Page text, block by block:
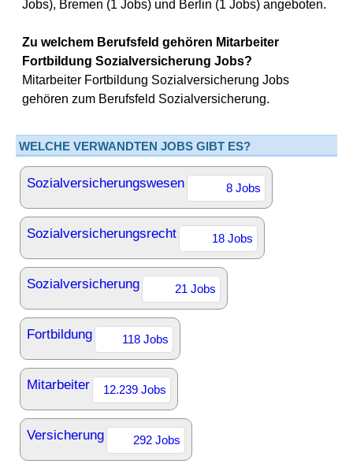
Jobs), Bremen (1 Jobs) und Berlin (1 Jobs) angeboten.
Zu welchem Berufsfeld gehören Mitarbeiter
Fortbildung Sozialversicherung Jobs?
Mitarbeiter Fortbildung Sozialversicherung Jobs
gehören zum Berufsfeld Sozialversicherung.
WELCHE VERWANDTEN JOBS GIBT ES?
Sozialversicherungswesen 8 Jobs
Sozialversicherungsrecht 18 Jobs
Sozialversicherung 21 Jobs
Fortbildung 118 Jobs
Mitarbeiter 12.239 Jobs
Versicherung 292 Jobs